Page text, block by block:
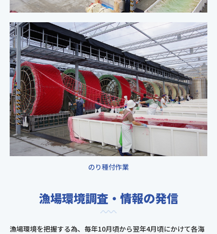
のり種付作業
漁場環境調査・情報の発信
漁場環境を把握する為、毎年10月頃から翌年4月頃にかけて各海